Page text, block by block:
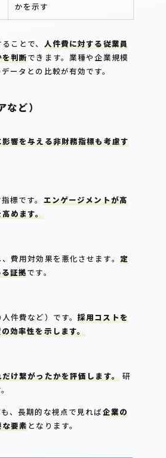
かを示す
ことで、 人件費に対する従業員
判断できます。業種や企業規模
ータとの比較が有効です。
ど）
響を与える非財務指標も考慮す
標です。 エンゲージメントが高
めます。
費用対効果を悪化させます。 定
証拠です。
件費など）です。採用コストを
効率性を示します。
け繋がったかを評価します。研
、長期的な視点で見れば企業の
要素となります。